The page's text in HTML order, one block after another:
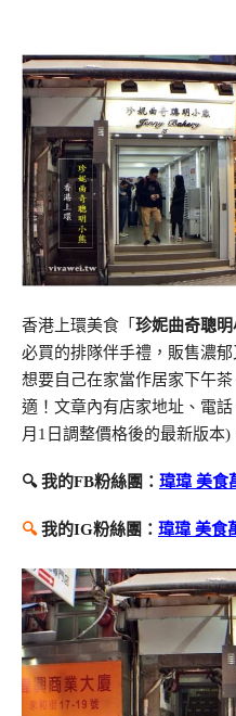
香港上環美食「 珍妮曲奇聰明
必買的排隊伴手禮，販售濃
想要自己在家當作居家下午
適！文章內有店家地址、電
月1日調整價格後的最新版本)
🔍 我的FB粉絲團： 瑋瑋 美食
🔍我的IG粉絲團： 瑋瑋 美食